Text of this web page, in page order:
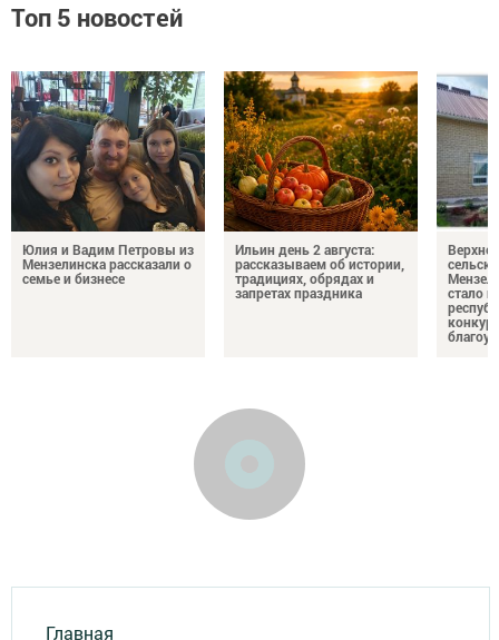
Топ 5 новостей
Юлия и Вадим Петровы из
Мензелинска рассказали о
семье и бизнесе
Ильин день 2 августа:
рассказываем об истории,
традициях, обрядах и
запретах праздника
стало
Главная